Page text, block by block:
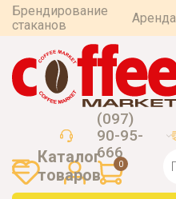
Брендирование
стаканов
Аренда
(097)
90-95-
666
0
Каталог
товаров